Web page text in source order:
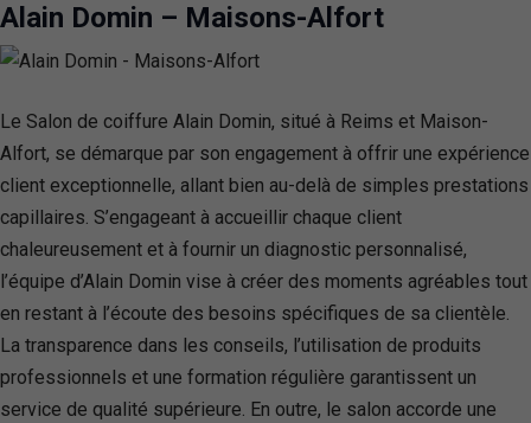
Alain Domin – Maisons-Alfort
Le Salon de coiffure Alain Domin, situé à Reims et Maison-
Alfort, se démarque par son engagement à offrir une expérience
client exceptionnelle, allant bien au-delà de simples prestations
capillaires. S’engageant à accueillir chaque client
chaleureusement et à fournir un diagnostic personnalisé,
l’équipe d’Alain Domin vise à créer des moments agréables tout
en restant à l’écoute des besoins spécifiques de sa clientèle.
La transparence dans les conseils, l’utilisation de produits
professionnels et une formation régulière garantissent un
service de qualité supérieure. En outre, le salon accorde une